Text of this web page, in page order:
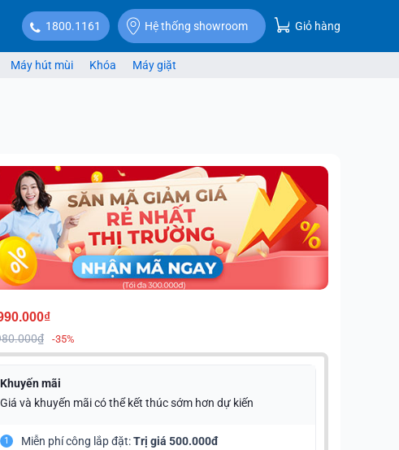
1800.1161 Hệ thống showroom Giỏ hàng
Máy hút mùi Khóa Máy giặt
-35%
Khuyến mãi
Giá và khuyến mãi có thể kết thúc sớm hơn dự kiến
1 Miễn phí công lắp đặt:Trị giá 500.000đ